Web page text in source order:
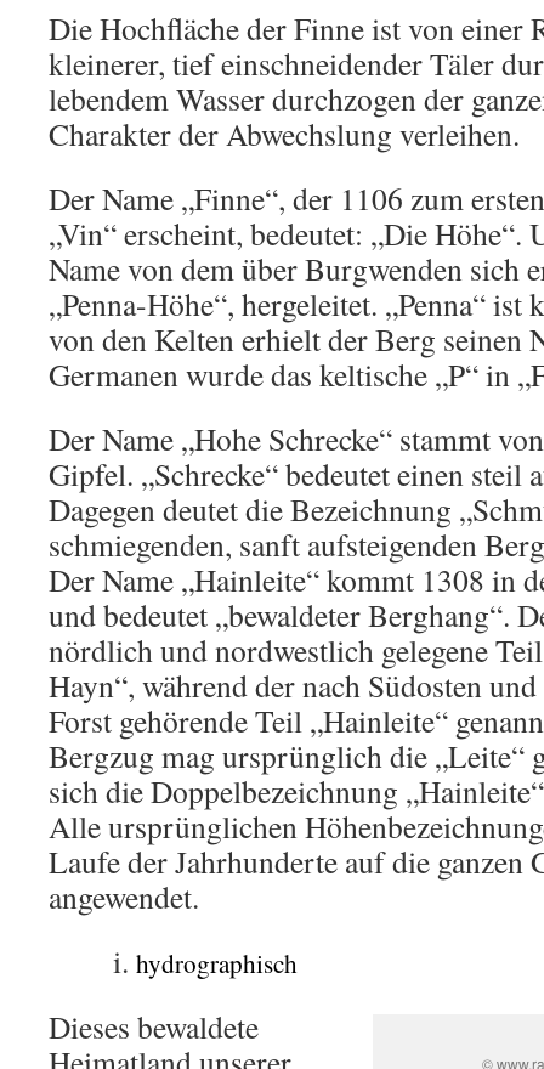
Die Hochfläche der Finne ist von einer
kleinerer, tief einschneidender Täler
lebendem Wasser durchzogen der
Charakter der Abwechslung verleihen.
Der Name „Finne“, der 1106 zum
„Vin“ erscheint, bedeutet: „Die Höhe“.
Name von dem über Burgwenden sich
„Penna-Höhe“, hergeleitet. „Penna“
von den Kelten erhielt der Berg seinen
Germanen wurde das keltische „P“ in
Der Name „Hohe Schrecke“ stammt
Gipfel. „Schrecke“ bedeutet einen steil
Dagegen deutet die Bezeichnung
schmiegenden, sanft aufsteigenden
Der Name „Hainleite“ kommt 1308 in
und bedeutet „bewaldeter Berghang“.
nördlich und nordwestlich gelegene
Hayn“, während der nach Südosten
Forst gehörende Teil „Hainleite“
Bergzug mag ursprünglich die „Leite“
sich die Doppelbezeichnung
Alle ursprünglichen
Laufe der Jahrhunderte auf die ganzen
angewendet.
hydrographisch
©
Dieses bewaldete